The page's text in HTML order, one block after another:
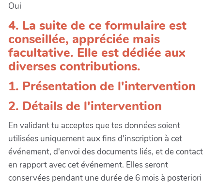
Oui
4. La suite de ce formulaire est
conseillée, appréciée mais
facultative. Elle est dédiée aux
diverses contributions.
1. Présentation de l'intervention
2. Détails de l'intervention
En validant tu acceptes que tes données soient
utilisées uniquement aux fins d'inscription à cet
événement, d'envoi des documents liés, et de contact
en rapport avec cet événement. Elles seront
conservées pendant une durée de 6 mois à posteriori